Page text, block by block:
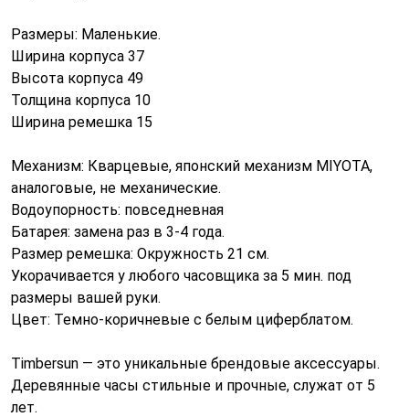
Размеры: Маленькие.
Ширина корпуса 37
Высота корпуса 49
Толщина корпуса 10
Ширина ремешка 15
Механизм: Кварцевые, японский механизм MIYOTA,
аналоговые, не механические.
Водоупорность: повседневная
Батарея: замена раз в 3-4 года.
Размер ремешка: Окружность 21 см.
Укорачивается у любого часовщика за 5 мин. под
размеры вашей руки.
Цвет: Темно-коричневые с белым циферблатом.
Timbersun — это уникальные брендовые аксессуары.
Деревянные часы стильные и прочные, служат от 5
лет.